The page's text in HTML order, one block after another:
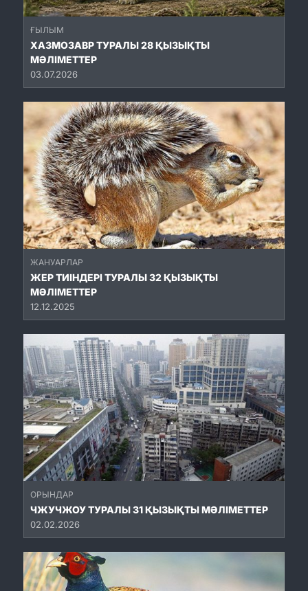
ҒЫЛЫМ
ХАЗМОЗАВР ТУРАЛЫ 28 ҚЫЗЫҚТЫ
МӘЛІМЕТТЕР
03.07.2026
ЖАНУАРЛАР
ЖЕР ТИІНДЕРІ ТУРАЛЫ 32 ҚЫЗЫҚТЫ
МӘЛІМЕТТЕР
12.12.2025
ОРЫНДАР
ЧЖУЧЖОУ ТУРАЛЫ 31 ҚЫЗЫҚТЫ МӘЛІМЕТТЕР
02.02.2026